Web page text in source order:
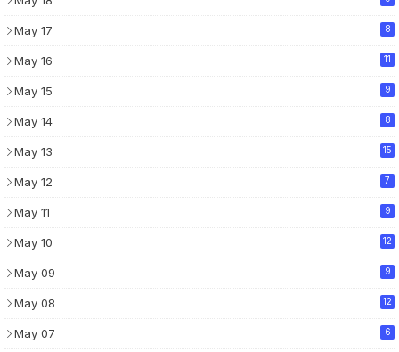
May 17 8
May 16 11
May 15 9
May 14 8
May 13 15
May 12 7
May 11 9
May 10 12
May 09 9
May 08 12
May 07 6